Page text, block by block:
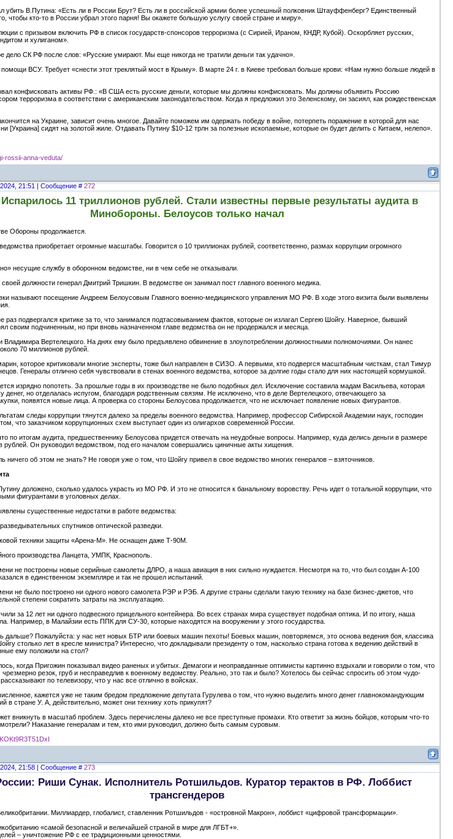
убить В.Путина: «Есть ли в России Брут? Есть ли в российской армии более успешный полковник Штауффенберг? Единственный
чтобы кто-то в России убрал этого парня! Вы окажете большую услугу своей стране и миру».
с призывом включить РФ в список государств-спонсоров терроризма (с Сирией, Ираном, КНДР, Кубой). Оскорбляет русских,
и хулиганом».
дело СК РФ после слов: «Русские умирают. Мы еще никогда не тратили деньги так удачно».
помощи ВСУ. Требует «снести этот треклятый мост в Крыму». В марте 24 г. в Киеве требовал больше крови: «Нам нужно больше людей в
конфисковать активы РФ.: «В США есть русские деньги, которые мы должны конфисковать. Мы должны объявить Россию
терроризма в соответствии с американским законодательством. Когда я предложил это Зеленскому, он засиял, как рождественская
на Украине, зависит очень многое. Давайте поможем им одержать победу в войне, потерпеть поражение в которой для нас
[Украина] сидят на золотой жиле. Отдавать Путину $10-12 трлн за полезные ископаемые, которые он будет делить с Китаем, нелепо».
rossii-anna-veduta/
21:51 | Сообщение # 272
11 триллионов рублей. Стали известны первые результаты аудита в
Минобороны. Белоусов только начал
Обороны продолжается.
приобретает огромные масштабы. Говорится о 10 триллионах рублей, соответственно, размах коррупции огромного
несущие службу в оборонном ведомстве, ни в чем себе не отказывали.
должности генерал Дмитрий Тришкин. В ведомстве он занимал пост главного военного медика.
называют посещение Андреем Белоусовым Главного военно-медицинского управления МО РФ. В ходе этого визита были выявлены
раз подвергался критике за то, что занимался подтасовыванием фактов, которые он излагал Сергею Шойгу. Наверное, бывший
своим подчиненным, но при вновь назначенном главе ведомства он не продержался и месяца.
Владимира Вертелецкого. На днях ему было предъявлено обвинение в злоупотреблении должностными полномочиями. Он нанес
70 миллионов рублей.
которое критиковали многие эксперты, тоже был направлен в СИЗО. А первыми, кто подвергся масштабным чисткам, стал Тимур
Генералы отлично себя чувствовали в стенах военного ведомства, которое за долгие годы стало для них настоящей кормушкой.
изрядно попотеть. За прошлые годы в их производстве не было подобных дел. Исключение составила мадам Васильева, которая
денег, но отделалась испугом, благодаря родственным связям. Не исключено, что в деле Вертелецкого, отвечающего за
появятся новые лица. А проверка со стороны Белоусова продолжается, что не исключает появление новых фигурантов.
следы коррупции тянутся далеко за пределы военного ведомства. Например, профессор Сибирской Академии наук, господин
что заказчиком коррупционных схем выступает один из олигархов современной России.
по итогам аудита, предшественнику Белоусова придется отвечать на неудобные вопросы. Например, куда делись деньги в размере
рублей. Он руководил ведомством, под его началом совершались циничные акты хищения.
ничего об этом не знать? Не говоря уже о том, что Шойгу привел в свое ведомство многих генералов – взяточников.
доложено, сколько удалось украсть из МО РФ. И это не относится к банальному воровству. Речь идет о тотальной коррупции, что
фигурантами в уголовных делах.
существенные недостатки в работе ведомства:
спутников оптической разведки.
техники защиты «Арена-М». Не оснащен даже Т-90М.
производства Ланцета, УМПК, Краснополь.
не построены новые серийные самолеты ДЛРО, а наша авиация в них сильно нуждается. Несмотря на то, что был создан А-100
в единственном экземпляре и так не прошел испытаний.
не было построено ни одного нового самолета РЭР и РЭБ. А другие страны сделали такую технику на базе бизнес-джетов, что
степени сократить затраты на эксплуатацию.
за 12 лет ни одного подвесного прицельного контейнера. Во всех странах мира существует подобная оптика. И по итогу, наша
Например, в Малайзии есть ППК для СУ-30, которые находятся на вооружении у этого государства.
дальше? Пожалуйста: у нас нет новых БТР или боевых машин пехоты! Боевых машин, повторяемся, это основа ведения боя, классика
столько лет в кресле министра? Интересно, что докладывали президенту о том, насколько страна готова к ведению действий в
ему положили на стол?
когда Пригожин показывал видео раненых и убитых. Демагоги и неоправданные оптимисты картинно вздыхали и говорили о том, что
чрезмерно резок, груб и несправедлив к военному ведомству. Реально, это так и было? Хотелось бы сейчас спросить об этом чудо-
по телевизору, что у нас все отлично в войсках.
кажется уже не таким бредом предложение депутата Гурулева о том, что нужно выделить много денег главнокомандующим
в стране У. А, действительно, может они технику хоть прикупят?
вникнуть в масштаб проблем. Здесь перечислены далеко не все преступные промахи. Кто ответит за жизнь бойцов, которым что-то
Наказание генералам и тем, кто ими руководил, должно быть самым суровым.
21:58 | Сообщение # 273
Риши Сунак. Исполнитель Ротшильдов. Куратор терактов в РФ. Лоббист
трансгендеров
Миллиардер, глобалист, ставленник Ротшильдов - «островной Макрон», лоббист «цифровой трансформации».
«самой безопасной и величайшей страной в мире для ЛГБТ+».
– уничтожение РФ с ее традиционными ценностями.